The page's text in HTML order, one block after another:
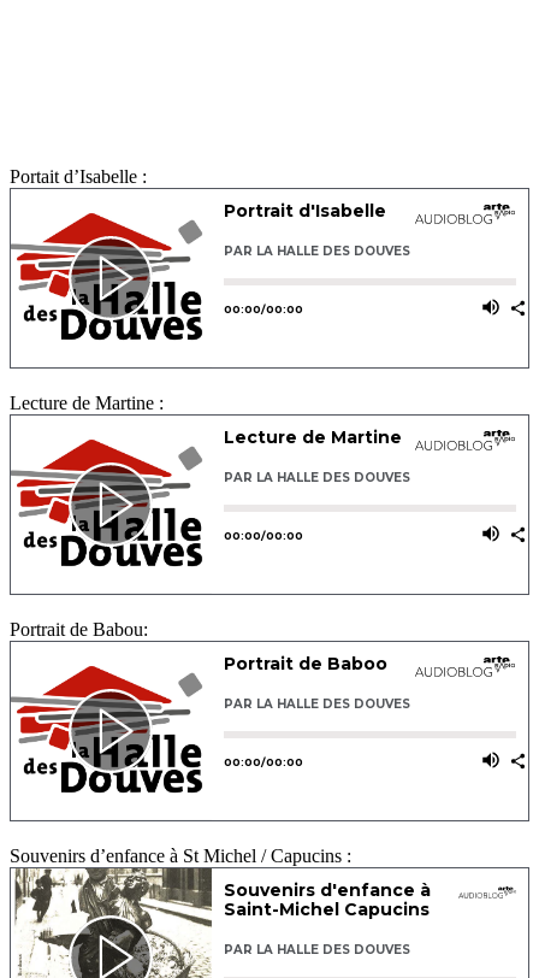
Portait d’Isabelle :
Lecture de Martine :
Portrait de Babou:
Souvenirs d’enfance à St Michel / Capucins :